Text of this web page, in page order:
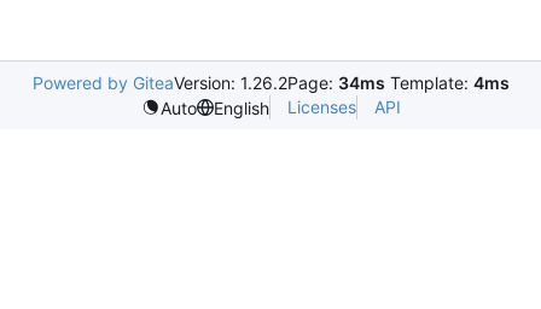
Powered by GiteaVersion: 1.26.2Page: 34ms Template: 4ms
Auto
English Licenses API